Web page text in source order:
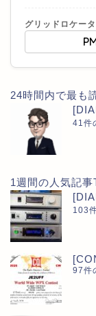
グリッドロケー
24時間内で最も
41件
1週間の人気記事
103
97件